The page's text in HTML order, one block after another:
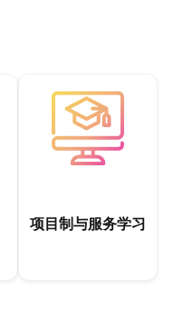
项目制与服务学习